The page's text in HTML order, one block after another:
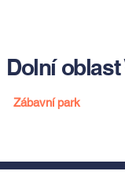
Dolní
Zábavní park